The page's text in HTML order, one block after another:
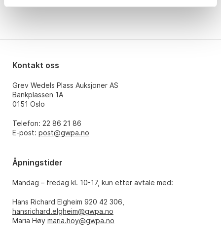
Kontakt oss
Grev Wedels Plass Auksjoner AS
Bankplassen 1A
0151 Oslo
Telefon: 22 86 21 86
E-post: post@gwpa.no
Åpningstider
Mandag – fredag kl. 10-17, kun etter avtale med:
Hans Richard Elgheim 920 42 306,
hansrichard.elgheim@gwpa.no
Maria Høy maria.hoy@gwpa.no